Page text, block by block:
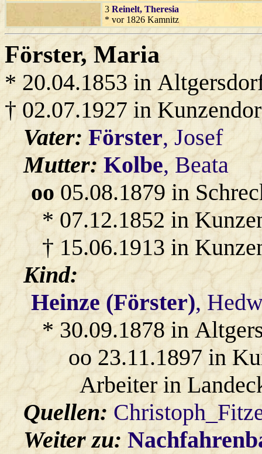
3 Reinelt, Theresia
* vor 1826 Kamnitz
Förster, Maria
* 20.04.1853 in
† 02.07.1927 in
Vater:Förster, Josef
Mutter:Kolbe, Beata
oo05.08.1879 in
* 07.12.1852 in
† 15.06.1913 in
Kind:
Heinze (Förster),
* 30.09.1878 in
oo 23.11.1897 in
Arbeiter in
Quellen:
Weiter zu: